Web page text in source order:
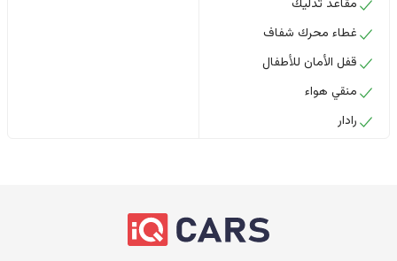
مقاعد تدليك
غطاء محرك شفاف
قفل الأمان للأطفال
منقي هواء
رادار